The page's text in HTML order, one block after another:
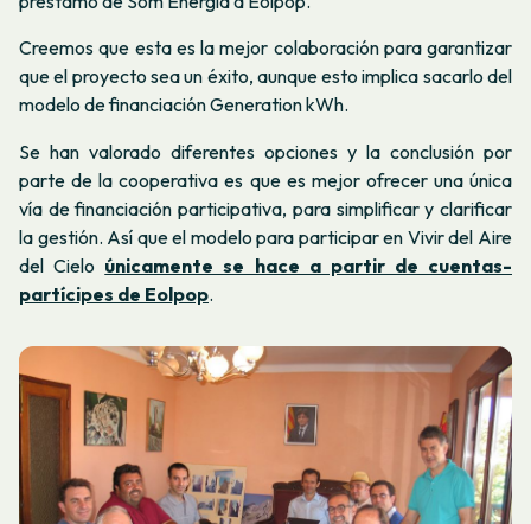
Creemos que esta es la mejor colaboración para garantizar
que el proyecto sea un éxito, aunque esto implica sacarlo del
modelo de financiación Generation kWh.
Se han valorado diferentes opciones y la conclusión por
parte de la cooperativa es que es mejor ofrecer una única
vía de financiación participativa, para simplificar y clarificar
la gestión. Así que el modelo para participar en Vivir del Aire
del Cielo únicamente se hace a partir de cuentas-
partícipes de Eolpop.